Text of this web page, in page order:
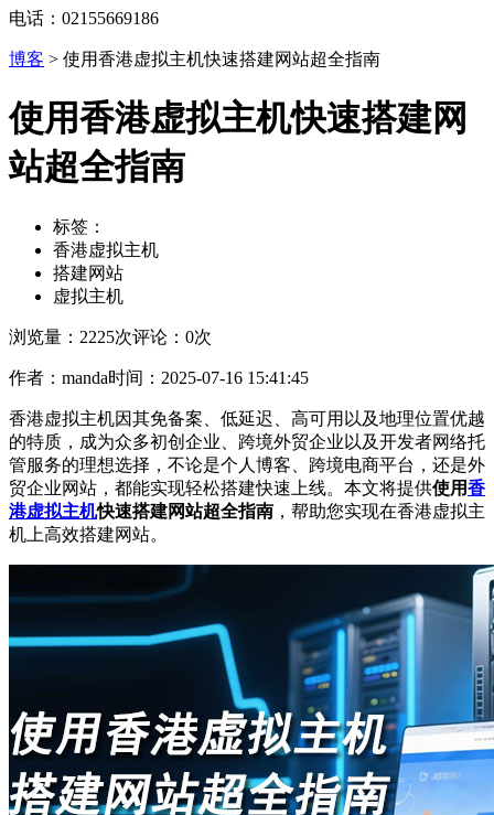
电话：02155669186
博客 > 使用香港虚拟主机快速搭建网站超全指南
使用香港虚拟主机快速搭建网
站超全指南
标签：
香港虚拟主机
搭建网站
虚拟主机
浏览量：2225次评论：0次
作者：manda时间：2025-07-16 15:41:45
香港虚拟主机因其免备案、低延迟、高可用以及地理位置优越
的特质，成为众多初创企业、跨境外贸企业以及开发者网络托
管服务的理想选择，不论是个人博客、跨境电商平台，还是外
贸企业网站，都能实现轻松搭建快速上线。本文将提供使用香
港虚拟主机快速搭建网站超全指南 ，帮助您实现在香港虚拟主
机上高效搭建网站。